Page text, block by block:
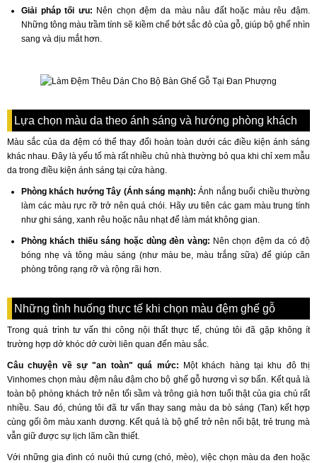
Giải pháp tối ưu: Nên chọn đệm da màu nâu đất hoặc màu rêu đậm.
Những tông màu trầm tính sẽ kiềm chế bớt sắc đỏ của gỗ, giúp bộ ghế nhìn
sang và dịu mắt hơn.
Lựa chọn màu da theo ánh sáng và hướng phòng khách
Màu sắc của da đệm có thể thay đổi hoàn toàn dưới các điều kiện ánh sáng
khác nhau. Đây là yếu tố mà rất nhiều chủ nhà thường bỏ qua khi chỉ xem mẫu
da trong điều kiện ánh sáng tại cửa hàng.
Phòng khách hướng Tây (Ánh sáng mạnh): Ánh nắng buổi chiều thường
làm các màu rực rỡ trở nên quá chói. Hãy ưu tiên các gam màu trung tính
như ghi sáng, xanh rêu hoặc nâu nhạt để làm mát không gian.
Phòng khách thiếu sáng hoặc dùng đèn vàng: Nên chọn đệm da có độ
bóng nhẹ và tông màu sáng (như màu be, màu trắng sữa) để giúp căn
phòng trông rạng rỡ và rộng rãi hơn.
Những tình huống thực tế khi chọn màu đệm ghế gỗ
Trong quá trình tư vấn thi công nội thất thực tế, chúng tôi đã gặp không ít
trường hợp dở khóc dở cười liên quan đến màu sắc.
Câu chuyện về sự "an toàn" quá mức: Một khách hàng tại khu đô thị
Vinhomes chọn màu đệm nâu đậm cho bộ ghế gỗ hương vì sợ bẩn. Kết quả là
toàn bộ phòng khách trở nên tối sầm và trông già hơn tuổi thật của gia chủ rất
nhiều. Sau đó, chúng tôi đã tư vấn thay sang màu da bò sáng (Tan) kết hợp
cùng gối ôm màu xanh dương. Kết quả là bộ ghế trở nên nổi bật, trẻ trung mà
vẫn giữ được sự lịch lãm cần thiết.
Với những gia đình có nuôi thú cưng (chó, mèo), việc chọn màu da đen hoặc